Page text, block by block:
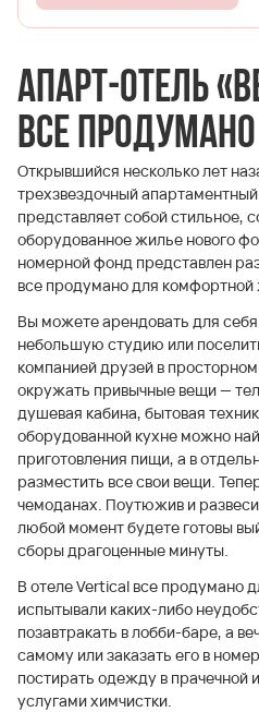
Апарт-отель
все
Открывшийся несколько лет
трехзвездочный
представляет собой стильное,
оборудованное жилье нового
номерной фонд представлен
все продумано для комфортной
Вы можете арендовать для
небольшую студию или
компанией друзей в
окружать привычные вещи —
душевая кабина, бытовая
оборудованной кухне можно
приготовления пищи, а в
разместить все свои вещи.
чемоданах. Поутюжив и
любой момент будете готовы
сборы драгоценные минуты.
В отеле Vertical все продумано
испытывали каких-либо
позавтракать в лобби-баре, а
самому или заказать его в
постирать одежду в прачечной
услугами химчистки.